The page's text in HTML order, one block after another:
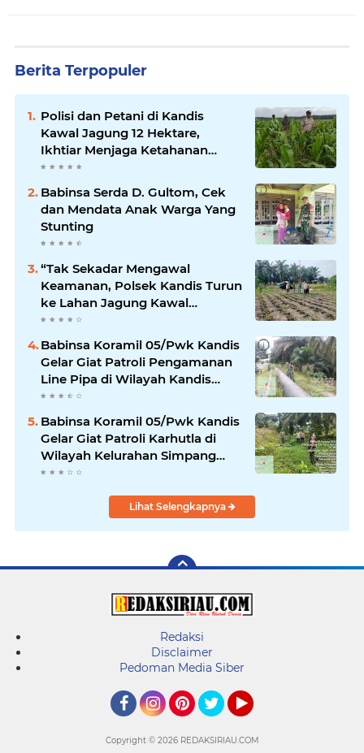
Berita Terpopuler
Polisi dan Petani di Kandis
Kawal Jagung 12 Hektare,
Ikhtiar Menjaga Ketahanan
Pangan
Babinsa Serda D. Gultom, Cek
dan Mendata Anak Warga Yang
Stunting
“Tak Sekadar Mengawal
Keamanan, Polsek Kandis Turun
ke Lahan Jagung Kawal
Ketahanan Pangan
Babinsa Koramil 05/Pwk Kandis
Gelar Giat Patroli Pengamanan
Line Pipa di Wilayah Kandis
Kandis
Babinsa Koramil 05/Pwk Kandis
Gelar Giat Patroli Karhutla di
Wilayah Kelurahan Simpang
Belutu
Lihat Selengkapnya
Redaksi
Disclaimer
Pedoman Media Siber
Copyright © 2026 REDAKSIRIAU.COM